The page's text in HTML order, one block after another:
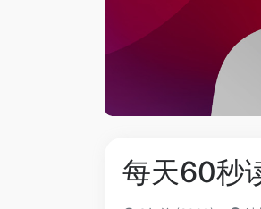
每天60秒